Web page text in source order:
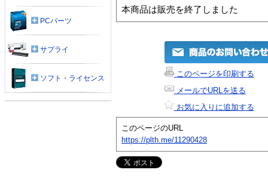
本商品は販売を終了しました
このページを印刷する
メールでURLを送る
お気に入りに追加する
このページのURL
https://plth.me/11290428
PCパーツ
サプライ
ソフト・ライセンス